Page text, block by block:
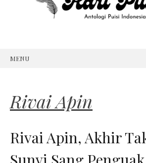
MENU
Rivai Apin
Rivai Apin, Akhir